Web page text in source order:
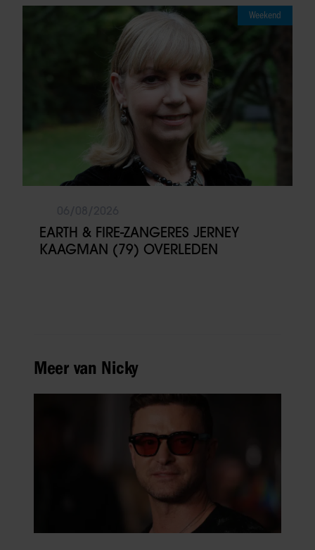
Weekend
EARTH & FIRE-ZANGERES JERNEY
KAAGMAN (79) OVERLEDEN
Meer van Nicky